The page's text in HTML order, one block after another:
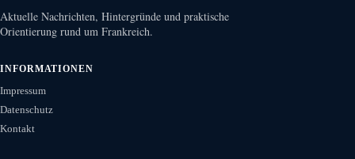
Aktuelle Nachrichten, Hintergründe und praktische
Orientierung rund um Frankreich.
INFORMATIONEN
Impressum
Datenschutz
Kontakt